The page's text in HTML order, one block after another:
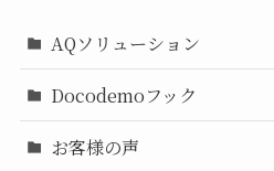
AQソリューション
Docodemoフック
お客様の声